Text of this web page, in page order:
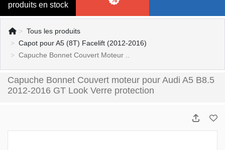
produits en stock
Tous les produits
Capot pour A5 (8T) Facelift (2012-2016)
Capuche Bonnet Couvert Moteur ..
Capuche Bonnet Couvert moteur pour Audi A5 B8.5
2012-2016 GT Look Verre protection